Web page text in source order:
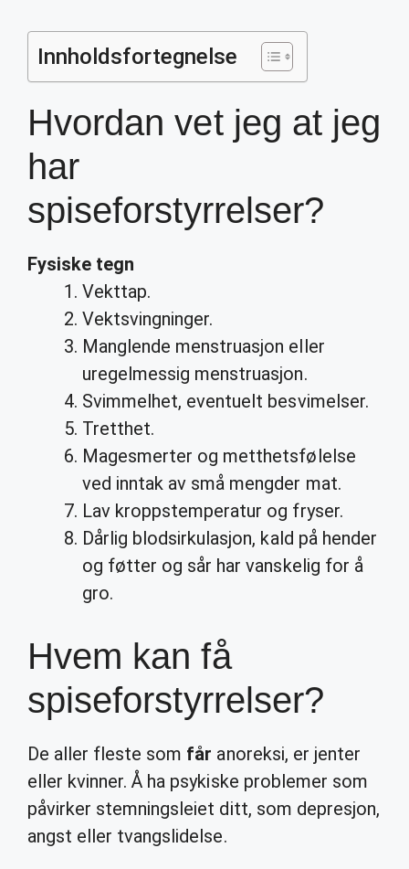
Innholdsfortegnelse
Hvordan vet jeg at jeg
har
spiseforstyrrelser?
Fysiske tegn
Vekttap.
Vektsvingninger.
Manglende menstruasjon eller
uregelmessig menstruasjon.
Svimmelhet, eventuelt besvimelser.
Tretthet.
Magesmerter og metthetsfølelse
ved inntak av små mengder mat.
Lav kroppstemperatur og fryser.
Dårlig blodsirkulasjon, kald på hender
og føtter og sår har vanskelig for å
gro.
Hvem kan få
spiseforstyrrelser?
De aller fleste som får anoreksi, er jenter
eller kvinner. Å ha psykiske problemer som
påvirker stemningsleiet ditt, som depresjon,
angst eller tvangslidelse.